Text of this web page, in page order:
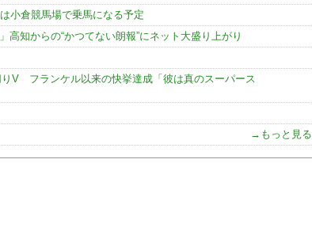
小倉競馬場で乗馬になる予定
高知からの“かつてない朗報”にネット大盛り上がり
りV フランケル以来の快挙達成「彼は真のスーパース
→もっと見る